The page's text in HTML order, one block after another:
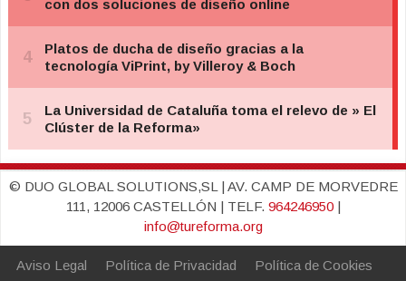
© DUO GLOBAL SOLUTIONS,SL | AV. CAMP DE MORVEDRE
111, 12006 CASTELLÓN | TELF. 964246950|
info@tureforma.org
Aviso Legal Política de Privacidad
Política de Cookies